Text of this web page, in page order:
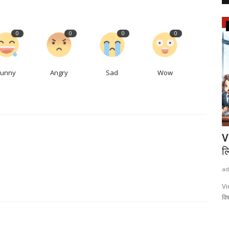
0 0
Angry
0
Sad
0
Wow
से जिस